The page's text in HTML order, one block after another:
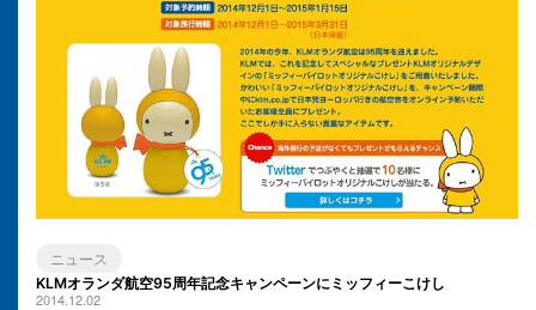
ニュース
KLMオランダ航空95周年記念キャンペーンにミッフィーこけし
2014.12.02